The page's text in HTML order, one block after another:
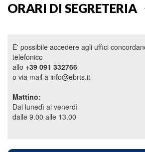
ORARI DI SEGRETERIA
E' possibile accedere agli uffici
telefonico
allo +39 091 332766
o via mail a info@ebrts.it
Mattino:
Dal lunedì al venerdì
dalle 9.00 alle 13.00